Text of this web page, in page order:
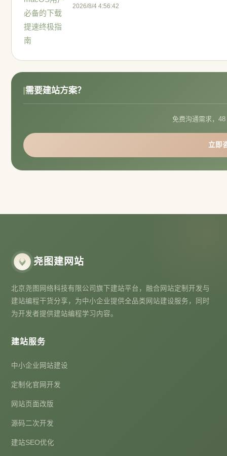
2026/8/4 4:56:42
需要建站方案？
免费沟通需求，
立即
尧图建网站
北京尧图网络科技有限公司旗下建站平台，融合网站定制开发与
建站编程干货分享，为中小企业提供全品类网站建设服务，同时
为开发者提供建站编程学习内容。
建站服务
中小企业网站建设
定制化官网开发
网站页面改版
源码二次开发
建站SEO优化